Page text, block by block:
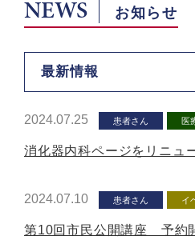
NEWS お知らせ
最新情報
2024.07.25 患者さん 医
消化器内科ページをリニュ
2024.07.10 患者さん イ
第10回市民公開講座 予約